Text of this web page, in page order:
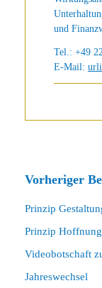
und
Tel.: +49
E-Mail:
Vorheriger
Prinzip
Prinzip
Videobotschaft
Jahreswechsel